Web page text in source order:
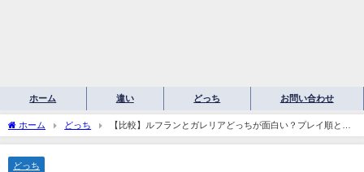
ホーム 違い どっち お問い合わせ
ホーム どっち
【比較】ルフランとガレリアどっちが面白い？プレイ順と違
いを解説
どっち